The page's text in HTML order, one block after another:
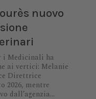
nuovo
i Medicinali ha
ai vertici: Melanie
Direttrice
2026, mentre
dall’agenzia...